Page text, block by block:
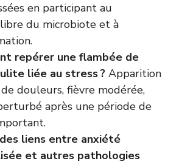
en participant au
du microbiote et à
repérer une flambée de
liée au stress ? Apparition
douleurs, fièvre modérée,
après une période de
liens entre anxiété
et autres pathologies